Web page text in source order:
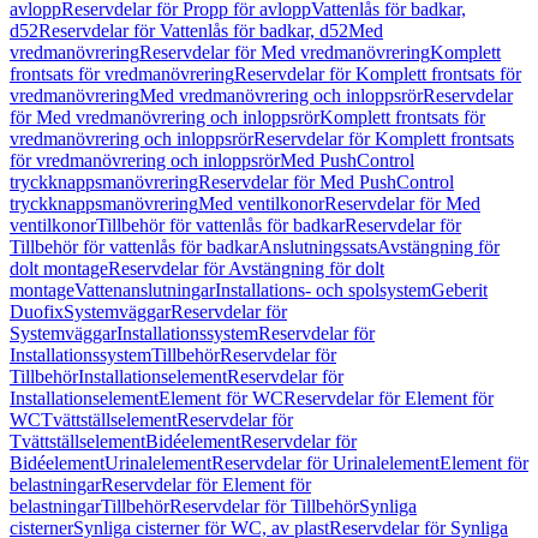
avloppReservdelar för Propp för avloppVattenlås för badkar,
d52Reservdelar för Vattenlås för badkar, d52Med
vredmanövreringReservdelar för Med vredmanövreringKomplett
frontsats för vredmanövreringReservdelar för Komplett frontsats för
vredmanövreringMed vredmanövrering och inloppsrörReservdelar
för Med vredmanövrering och inloppsrörKomplett frontsats för
vredmanövrering och inloppsrörReservdelar för Komplett frontsats
för vredmanövrering och inloppsrörMed PushControl
tryckknappsmanövreringReservdelar för Med PushControl
tryckknappsmanövreringMed ventilkonorReservdelar för Med
ventilkonorTillbehör för vattenlås för badkarReservdelar för
Tillbehör för vattenlås för badkarAnslutningssatsAvstängning för
dolt montageReservdelar för Avstängning för dolt
montageVattenanslutningarInstallations- och spolsystemGeberit
DuofixSystemväggarReservdelar för
SystemväggarInstallationssystemReservdelar för
InstallationssystemTillbehörReservdelar för
TillbehörInstallationselementReservdelar för
InstallationselementElement för WCReservdelar för Element för
WCTvättställselementReservdelar för
TvättställselementBidéelementReservdelar för
BidéelementUrinalelementReservdelar för UrinalelementElement för
belastningarReservdelar för Element för
belastningarTillbehörReservdelar för TillbehörSynliga
cisternerSynliga cisterner för WC, av plastReservdelar för Synliga